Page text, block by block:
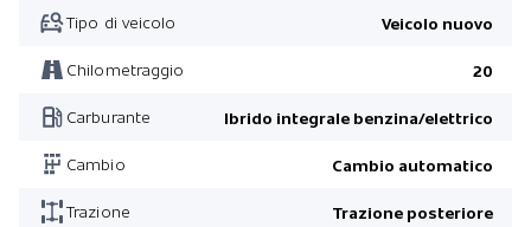
Tipo di veicolo Veicolo nuovo
Chilometraggio 20
Carburante Ibrido integrale benzina/elettrico
Cambio Cambio automatico
Trazione Trazione posteriore